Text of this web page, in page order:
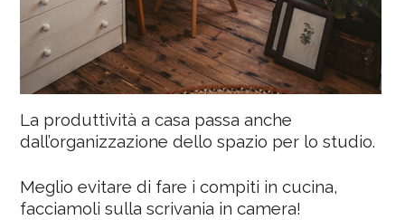
La produttività a casa passa anche
dall’organizzazione dello spazio per lo studio.
Meglio evitare di fare i compiti in cucina,
facciamoli sulla scrivania in camera!